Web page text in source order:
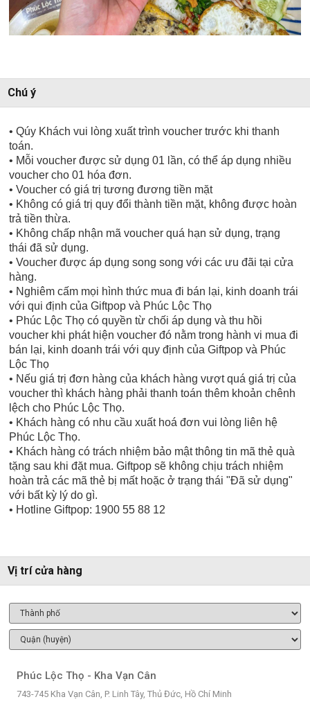
Chú ý
• Qúy Khách vui lòng xuất trình voucher trước khi thanh
toán.
• Mỗi voucher được sử dụng 01 lần, có thể áp dụng nhiều
voucher cho 01 hóa đơn.
• Voucher có giá trị tương đương tiền mặt
• Không có giá trị quy đổi thành tiền mặt, không được hoàn
trả tiền thừa.
• Không chấp nhận mã voucher quá hạn sử dụng, trạng
thái đã sử dụng.
• Voucher được áp dụng song song với các ưu đãi tại cửa
hàng.
• Nghiêm cấm mọi hình thức mua đi bán lại, kinh doanh trái
với qui định của Giftpop và Phúc Lộc Thọ
• Phúc Lộc Thọ có quyền từ chối áp dụng và thu hồi
voucher khi phát hiện voucher đó nằm trong hành vi mua đi
bán lại, kinh doanh trái với quy định của Giftpop và Phúc
Lộc Thọ
• Nếu giá trị đơn hàng của khách hàng vượt quá giá trị của
voucher thì khách hàng phải thanh toán thêm khoản chênh
lệch cho Phúc Lộc Thọ.
• Khách hàng có nhu cầu xuất hoá đơn vui lòng liên hệ
Phúc Lộc Thọ.
• Khách hàng có trách nhiệm bảo mật thông tin mã thẻ quà
tặng sau khi đặt mua. Giftpop sẽ không chịu trách nhiệm
hoàn trả các mã thẻ bị mất hoặc ở trạng thái "Đã sử dụng"
với bất kỳ lý do gì.
• Hotline Giftpop: 1900 55 88 12
Vị trí cửa hàng
Phúc Lộc Thọ - Kha Vạn Cân
743-745 Kha Vạn Cân, P. Linh Tây, Thủ Đức, Hồ Chí Minh